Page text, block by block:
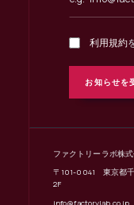
利用規約
ファクトリーラボ株
〒101-0041 東京都
2F
info@factorylab.co.jp